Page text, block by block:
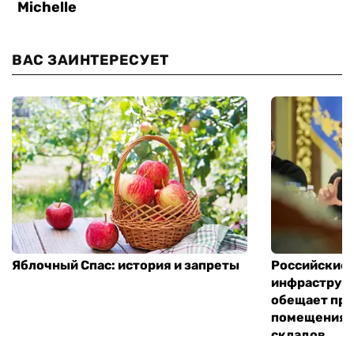
ВАС ЗАИНТЕРЕСУЕТ
Яблочный Спас: история и запреты
Российские
обещает
помещения
складов